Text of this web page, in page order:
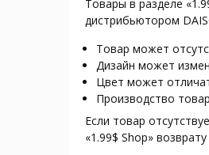
Товары в разделе
дистрибьютором
Товар может
Дизайн может
Цвет может
Производство
Если товар
«1.99$ Shop»